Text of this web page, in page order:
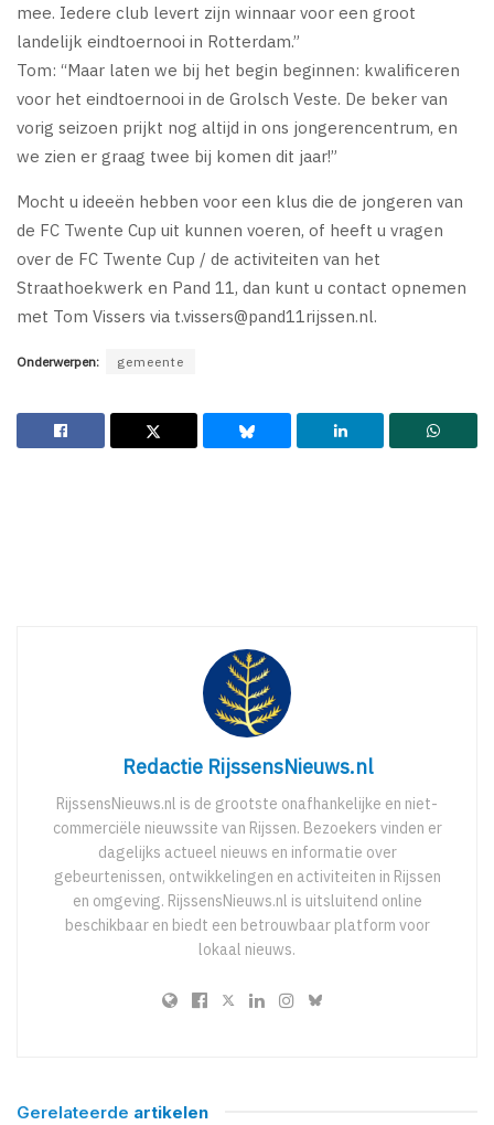
mee. Iedere club levert zijn winnaar voor een groot
landelijk eindtoernooi in Rotterdam.”
Tom: “Maar laten we bij het begin beginnen: kwalificeren
voor het eindtoernooi in de Grolsch Veste. De beker van
vorig seizoen prijkt nog altijd in ons jongerencentrum, en
we zien er graag twee bij komen dit jaar!”
Mocht u ideeën hebben voor een klus die de jongeren van
de FC Twente Cup uit kunnen voeren, of heeft u vragen
over de FC Twente Cup / de activiteiten van het
Straathoekwerk en Pand 11, dan kunt u contact opnemen
met Tom Vissers via t.vissers@pand11rijssen.nl.
Onderwerpen: gemeente
Redactie RijssensNieuws.nl
RijssensNieuws.nl is de grootste onafhankelijke en niet-
commerciële nieuwssite van Rijssen. Bezoekers vinden er
dagelijks actueel nieuws en informatie over
gebeurtenissen, ontwikkelingen en activiteiten in Rijssen
en omgeving. RijssensNieuws.nl is uitsluitend online
beschikbaar en biedt een betrouwbaar platform voor
lokaal nieuws.
Gerelateerde artikelen